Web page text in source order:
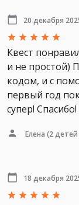
20 декабря
Квест
и не простой)
кодом, и с
первый год
супер!
Елена (2 детей
18 декабря